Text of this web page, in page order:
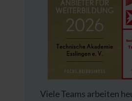
Viele Teams arbeiten